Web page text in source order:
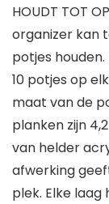
HOUDT TOT
organizer kan
potjes
10 potjes op
maat van de
planken zijn
van helder
afwerking
plek. Elke laag